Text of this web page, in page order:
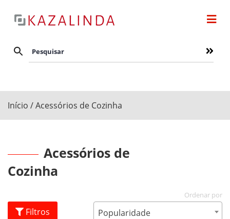
Início / Acessórios de Cozinha
Acessórios de
Cozinha
Filtros Popularidade